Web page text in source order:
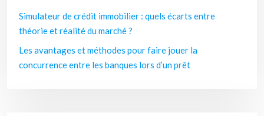
Simulateur de crédit immobilier : quels écarts entre
théorie et réalité du marché ?
Les avantages et méthodes pour faire jouer la
concurrence entre les banques lors d’un prêt